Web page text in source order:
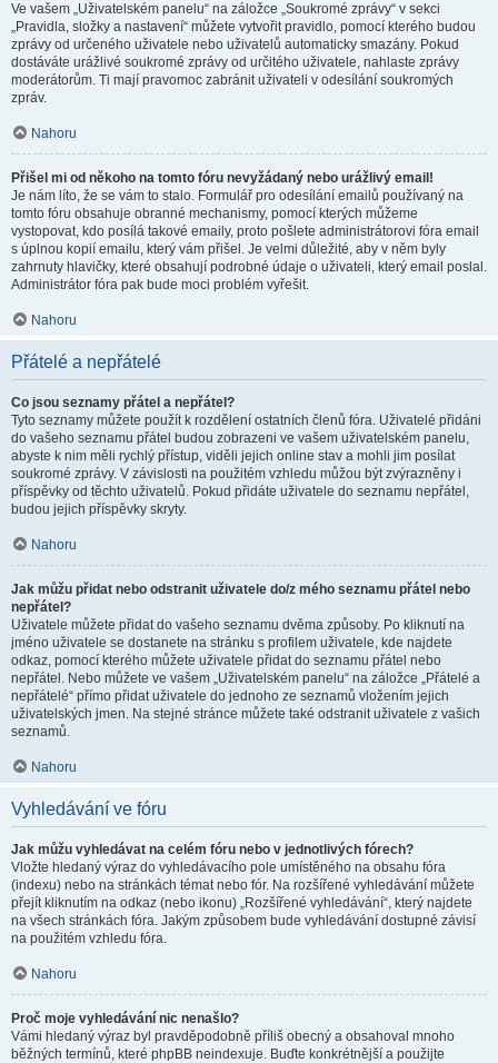
Ve vašem „Uživatelském panelu“ na záložce „Soukromé zprávy“ v sekci
„Pravidla, složky a nastavení“ můžete vytvořit pravidlo, pomocí kterého budou
zprávy od určeného uživatele nebo uživatelů automaticky smazány. Pokud
dostáváte urážlivé soukromé zprávy od určitého uživatele, nahlaste zprávy
moderátorům. Ti mají pravomoc zabránit uživateli v odesílání soukromých
zpráv.
Nahoru
Přišel mi od někoho na tomto fóru nevyžádaný nebo urážlivý email!
Je nám líto, že se vám to stalo. Formulář pro odesílání emailů používaný na
tomto fóru obsahuje obranné mechanismy, pomocí kterých můžeme
vystopovat, kdo posílá takové emaily, proto pošlete administrátorovi fóra email
s úplnou kopií emailu, který vám přišel. Je velmi důležité, aby v něm byly
zahrnuty hlavičky, které obsahují podrobné údaje o uživateli, který email poslal.
Administrátor fóra pak bude moci problém vyřešit.
Nahoru
Přátelé a nepřátelé
Co jsou seznamy přátel a nepřátel?
Tyto seznamy můžete použít k rozdělení ostatních členů fóra. Uživatelé přidáni
do vašeho seznamu přátel budou zobrazeni ve vašem uživatelském panelu,
abyste k nim měli rychlý přístup, viděli jejich online stav a mohli jim posílat
soukromé zprávy. V závislosti na použitém vzhledu můžou být zvýrazněny i
příspěvky od těchto uživatelů. Pokud přidáte uživatele do seznamu nepřátel,
budou jejich příspěvky skryty.
Nahoru
Jak můžu přidat nebo odstranit uživatele do/z mého seznamu přátel nebo
nepřátel?
Uživatele můžete přidat do vašeho seznamu dvěma způsoby. Po kliknutí na
jméno uživatele se dostanete na stránku s profilem uživatele, kde najdete
odkaz, pomocí kterého můžete uživatele přidat do seznamu přátel nebo
nepřátel. Nebo můžete ve vašem „Uživatelském panelu“ na záložce „Přátelé a
nepřátelé“ přímo přidat uživatele do jednoho ze seznamů vložením jejich
uživatelských jmen. Na stejné stránce můžete také odstranit uživatele z vašich
seznamů.
Nahoru
Vyhledávání ve fóru
Jak můžu vyhledávat na celém fóru nebo v jednotlivých fórech?
Vložte hledaný výraz do vyhledávacího pole umístěného na obsahu fóra
(indexu) nebo na stránkách témat nebo fór. Na rozšířené vyhledávání můžete
přejít kliknutím na odkaz (nebo ikonu) „Rozšířené vyhledávání“, který najdete
na všech stránkách fóra. Jakým způsobem bude vyhledávání dostupné závisí
na použitém vzhledu fóra.
Nahoru
Proč moje vyhledávání nic nenašlo?
Vámi hledaný výraz byl pravděpodobně příliš obecný a obsahoval mnoho
běžných termínů, které phpBB neindexuje. Buďte konkrétnější a použijte